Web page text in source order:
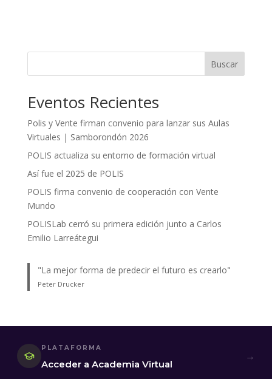
Buscar
Eventos Recientes
Polis y Vente firman convenio para lanzar sus Aulas
Virtuales | Samborondón 2026
POLIS actualiza su entorno de formación virtual
Así fue el 2025 de POLIS
POLIS firma convenio de cooperación con Vente
Mundo
POLISLab cerró su primera edición junto a Carlos
Emilio Larreátegui
"La mejor forma de predecir el futuro es crearlo"
Peter Drucker
PLATAFORMA
Acceder a Academia Virtual
→